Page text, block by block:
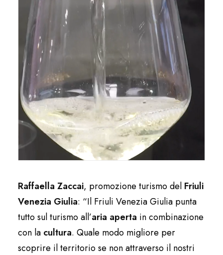
Raffaella Zaccai, promozione turismo del Friuli
Venezia Giulia: “Il Friuli Venezia Giulia punta
tutto sul turismo all’aria aperta in combinazione
con la cultura. Quale modo migliore per
scoprire il territorio se non attraverso il nostri